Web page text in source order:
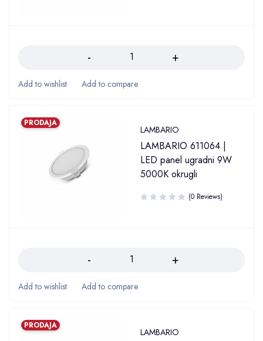
PRODAJA
LAMBARIO
LAMBARIO 611064 |
LED panel ugradni 9W
5000K okrugli
(0 Reviews)
PRODAJA
LAMBARIO